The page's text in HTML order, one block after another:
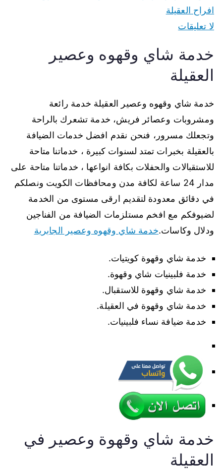
افراح العقيلة
لا تعليقات
خدمة شاي وقهوه وعصير
العقيلة
خدمة شاي وقهوه وعصير العقيلة خدمة رائعة
ومشروبات وعصائر فريش، خدمة تشعرك بالراحة
وتجعلك مسرور، فنحن نقدم افضل خدمات الضيافة
بالعقيلة بخبرات تمتد لسنوات كبيرة ، خدماتنا متاحة
للاستقبالات والحفلات بكافة انواعها ، خدماتنا متاحة على
مدار 24 ساعة لكافة مدن ومحافظات الكويت ونصلكم
في دقائق معدودة لتقديم ارقى مستوى من الخدمة
لضيوفكم مع افخم مستلزمات الضيافة من الفناجين
ودلال وكاسات.خدمة شاي وقهوه وعصير الجابرية
خدمة شاي وقهوة كويتيات.
خدمة فلبينيات شاي وقهوة.
خدمة شاي وقهوة للاستقبال.
خدمة شاي وقهوة في العقيلة.
خدمة ضيافة نساء فلبينيات.
خدمة شاي وقهوة وعصير في
العقيلة